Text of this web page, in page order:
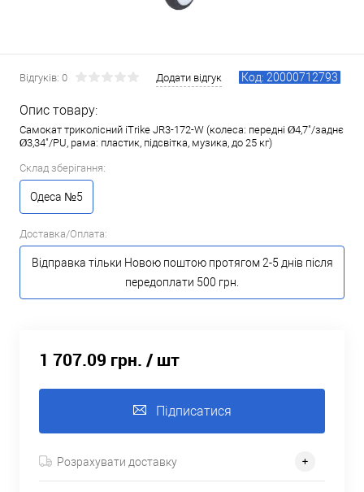
Відгуків: 0 Додати відгук Код: 20000712793
Опис товару:
Самокат триколісний iTrike JR3-172-W (колеса: передні Ø4,7"/заднє
Ø3,34"/PU, рама: пластик, підсвітка, музика, до 25 кг)
Склад зберігання:
Одеса №5
Доставка/Оплата:
Відправка тільки Новою поштою протягом 2-5 днів після
передоплати 500 грн.
1 707.09 грн. / шт
Підписатися
Розрахувати доставку